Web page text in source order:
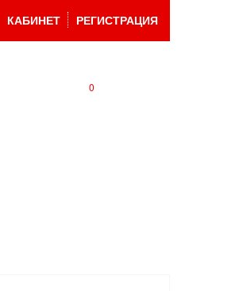
КАБИНЕТ РЕГИСТРАЦИЯ
0